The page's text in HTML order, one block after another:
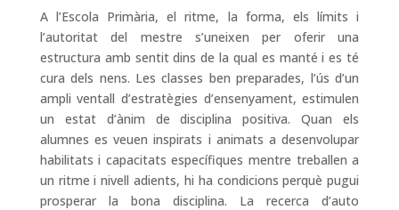
A l’Escola Primària, el ritme, la forma, els límits i
l’autoritat del mestre s’uneixen per oferir una
estructura amb sentit dins de la qual es manté i es té
cura dels nens. Les classes ben preparades, l’ús d’un
ampli ventall d’estratègies d’ensenyament, estimulen
un estat d’ànim de disciplina positiva. Quan els
alumnes es veuen inspirats i animats a desenvolupar
habilitats i capacitats específiques mentre treballen a
un ritme i nivell adients, hi ha condicions perquè pugui
prosperar la bona disciplina. La recerca d’auto